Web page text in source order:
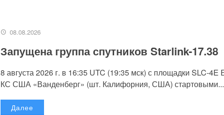
08.08.2026
Запущена группа спутников Starlink-17.38
8 августа 2026 г. в 16:35 UTC (19:35 мск) с площадки SLC-4E
КС США «Ванденберг» (шт. Калифорния, США) стартовыми...
Далее